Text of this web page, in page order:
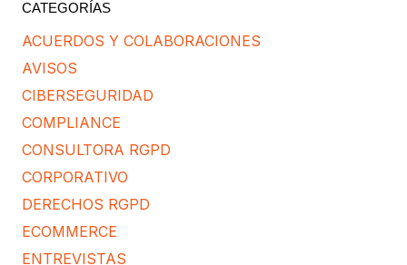
CATEGORÍAS
ACUERDOS Y COLABORACIONES
AVISOS
CIBERSEGURIDAD
COMPLIANCE
CONSULTORA RGPD
CORPORATIVO
DERECHOS RGPD
ECOMMERCE
ENTREVISTAS